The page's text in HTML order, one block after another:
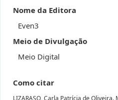
Nome da Editora
Even3
Meio de Divulgação
Meio Digital
Como citar
LIZARASO, Carla Patrícia de Oliveira.